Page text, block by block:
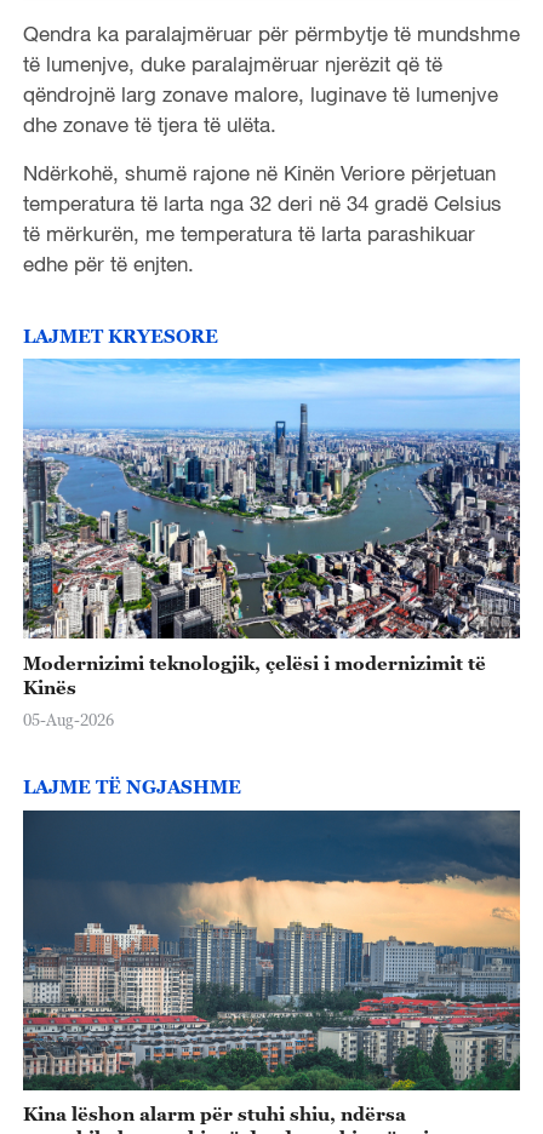
Qendra ka paralajmëruar për përmbytje të mundshme
të lumenjve, duke paralajmëruar njerëzit që të
qëndrojnë larg zonave malore, luginave të lumenjve
dhe zonave të tjera të ulëta.
Ndërkohë, shumë rajone në Kinën Veriore përjetuan
temperatura të larta nga 32 deri në 34 gradë Celsius
të mërkurën, me temperatura të larta parashikuar
edhe për të enjten.
LAJMET KRYESORE
Modernizimi teknologjik, çelësi i modernizimit të
Kinës
05-Aug-2026
LAJME TË NGJASHME
Kina lëshon alarm për stuhi shiu, ndërsa